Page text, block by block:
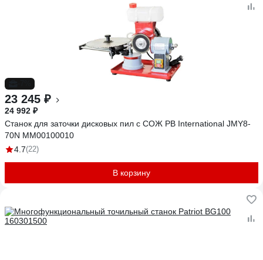
23 245 ₽
24 992 ₽
Станок для заточки дисковых пил с СОЖ PB International JMY8-
70N MM00100010
4.7(22)
В корзину